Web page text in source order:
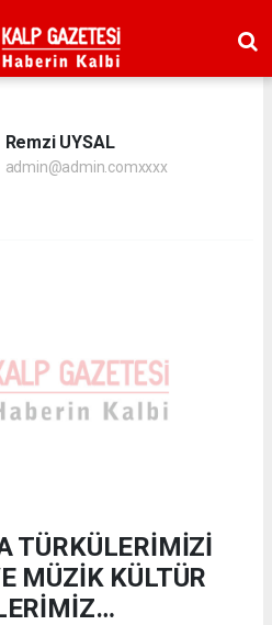
Remzi UYSAL
admin@admin.comxxxx
TÜRKÜLERİMİZİ
MÜZİK KÜLTÜR